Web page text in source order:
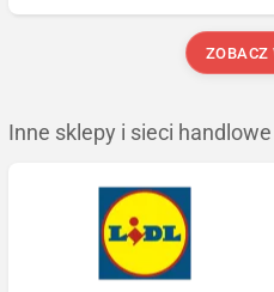
ZOBACZ
Inne sklepy i sieci